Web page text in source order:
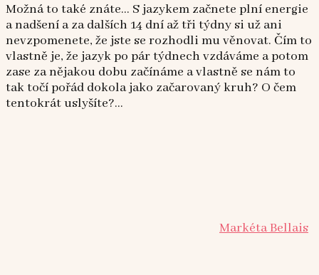
Možná to také znáte… S jazykem začnete plní energie
a nadšení a za dalších 14 dní až tři týdny si už ani
nevzpomenete, že jste se rozhodli mu věnovat. Čím to
vlastně je, že jazyk po pár týdnech vzdáváme a potom
zase za nějakou dobu začínáme a vlastně se nám to
tak točí pořád dokola jako začarovaný kruh? O čem
tentokrát uslyšíte?...
Markéta Bellais